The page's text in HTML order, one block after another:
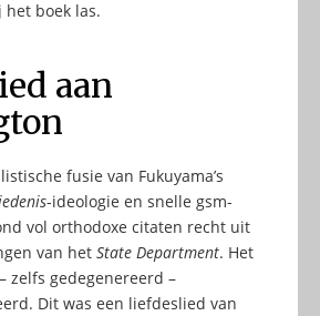
boek las.
aan
fusie van Fukuyama’s
-ideologie en snelle gsm-
vol orthodoxe citaten recht uit
van het State Department. Het
zelfs gedegenereerd –
Dit was een liefdeslied van